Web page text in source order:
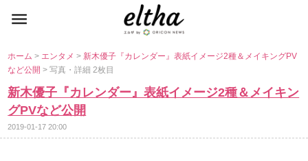
ホーム> エンタメ> 新木優子『カレンダー』表紙イメージ2種＆メイキングPV
など公開> 写真・詳細 2枚目
新木優子『カレンダー』表紙イメージ2種＆メイキン
グPVなど公開
2019-01-17 20:00